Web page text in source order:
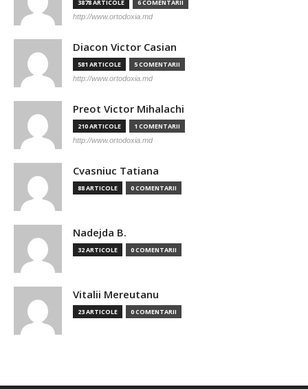
3878 ARTICOLE 6 COMENTARII
http://www.ortodoxia.md
Diacon Victor Casian
581 ARTICOLE 5 COMENTARII
http://www.ortodoxia.md
Preot Victor Mihalachi
210 ARTICOLE 1 COMENTARII
http://www.ortodoxia.md
Cvasniuc Tatiana
88 ARTICOLE 0 COMENTARII
Nadejda B.
32 ARTICOLE 0 COMENTARII
Vitalii Mereutanu
23 ARTICOLE 0 COMENTARII